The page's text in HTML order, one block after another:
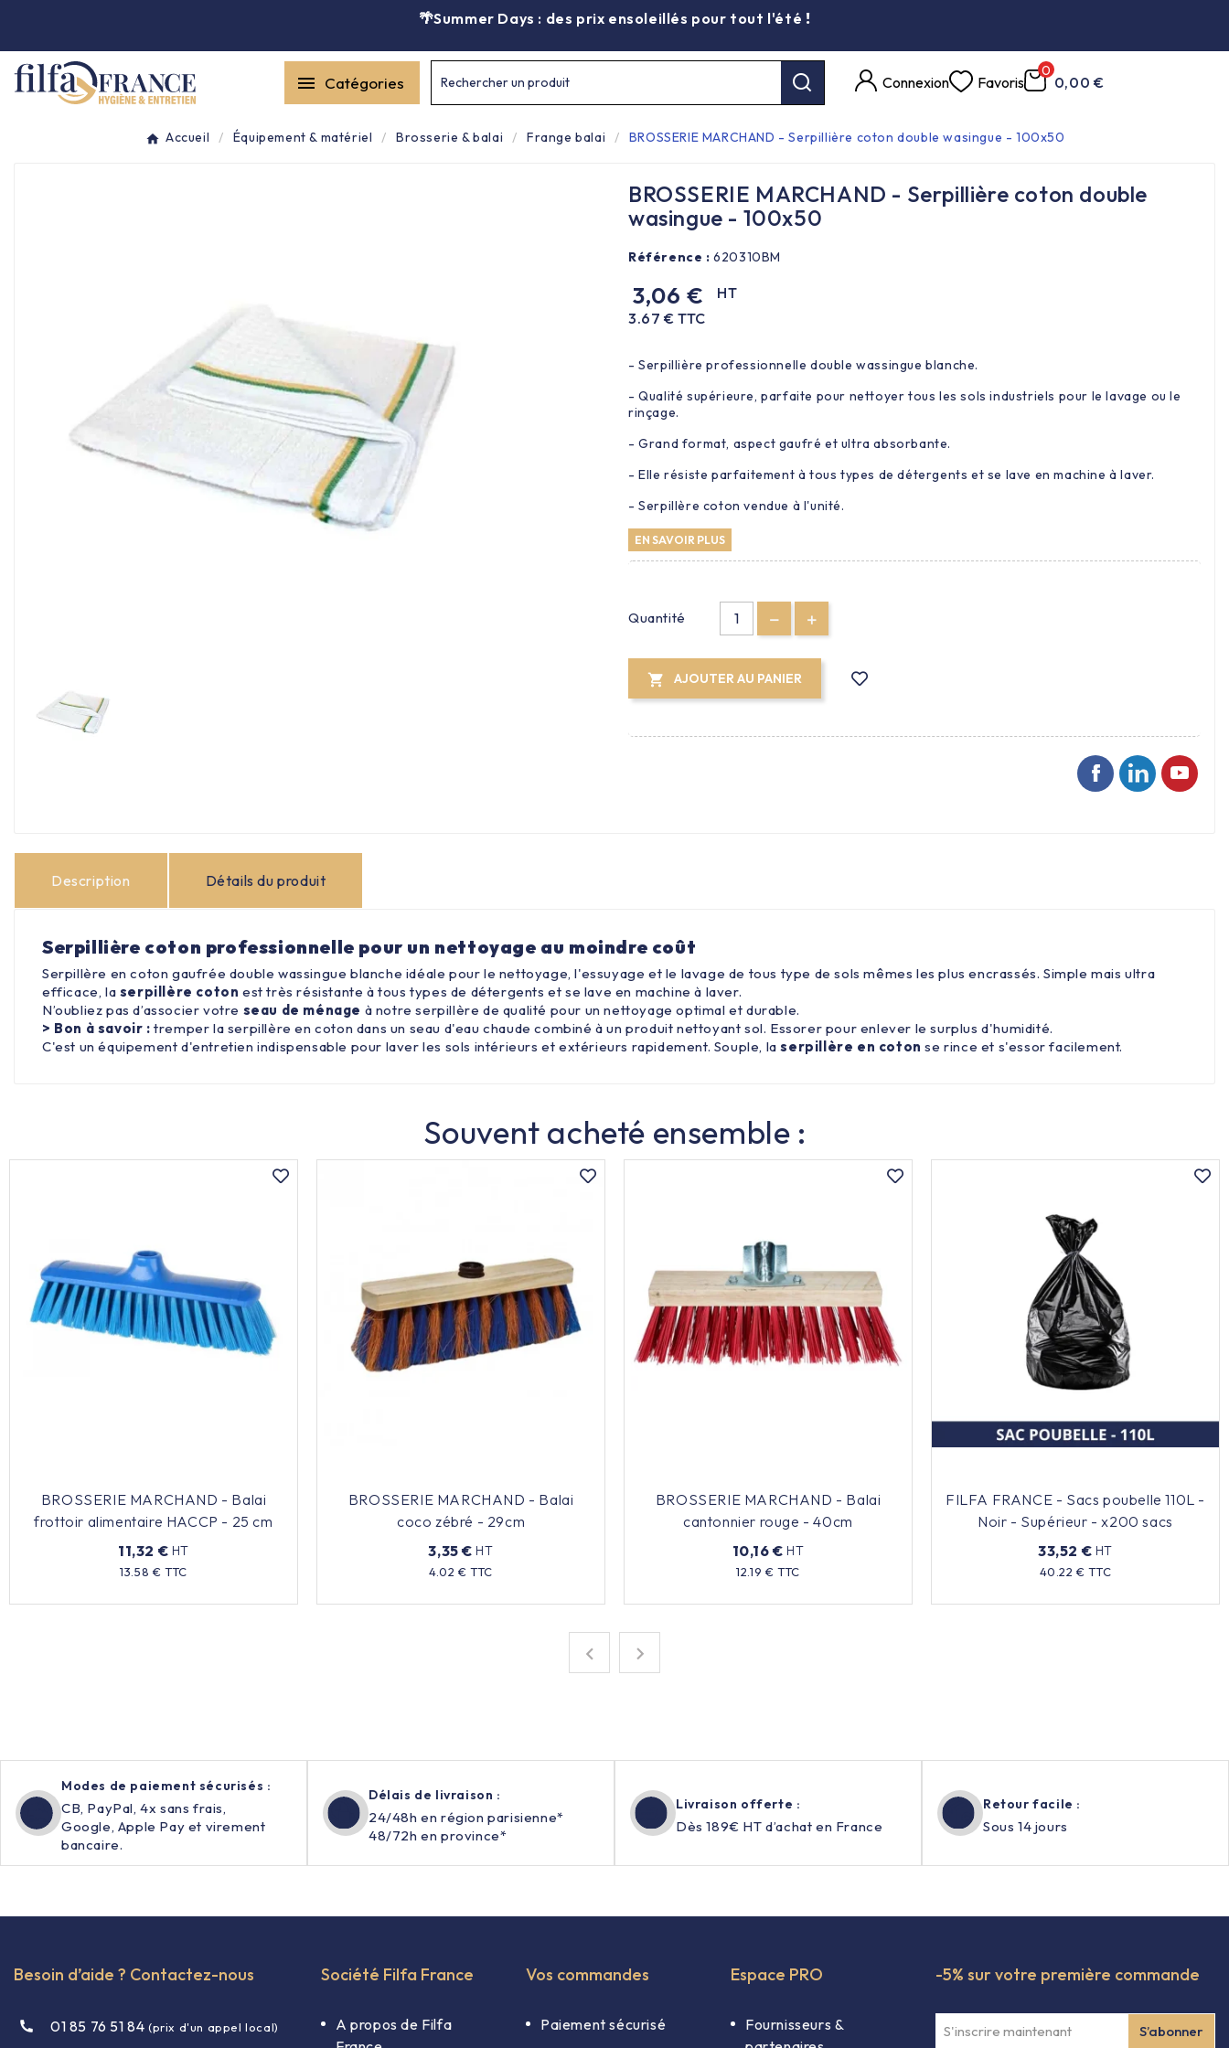
🌴Summer Days : des prix ensoleillés pour tout l'été !
 Catégories
Entretien général
Hygiène mains 

Rechercher un produit Connexion Favoris
0
0,00 €
Accueil Équipement & matériel Brosserie & balai Frange balai BROSSERIE MARCHAND - Serpillière coton double wasingue - 100x50
BROSSERIE MARCHAND - Serpillière coton double
wasingue - 100x50
Référence : 620310BM
3,06 €
HT
3.67 € TTC
- Serpillière professionnelle double wassingue blanche.
- Qualité supérieure, parfaite pour nettoyer tous les sols industriels pour le lavage ou le
rinçage.
- Grand format, aspect gaufré et ultra absorbante.
- Elle résiste parfaitement à tous types de détergents et se lave en machine à laver.
- Serpillère coton vendue à l'unité.
EN SAVOIR PLUS
Quantité
 AJOUTER AU PANIER
Description Détails du produit
Serpillière coton professionnelle pour un nettoyage au moindre coût
Serpillère en coton gaufrée double wassingue blanche idéale pour le nettoyage, l'essuyage et le lavage de tous type de sols mêmes les plus encrassés. Simple mais ultra
efficace, la serpillère coton est très résistante à tous types de détergents et se lave en machine à laver.
N’oubliez pas d’associer votre seau de ménage à notre serpillère de qualité pour un nettoyage optimal et durable.
> Bon à savoir : tremper la serpillère en coton dans un seau d'eau chaude combiné à un produit nettoyant sol. Essorer pour enlever le surplus d'humidité.
C'est un équipement d'entretien indispensable pour laver les sols intérieurs et extérieurs rapidement. Souple, laserpillère en coton se rince et s'essor facilement.
Souvent acheté ensemble :
BROSSERIE MARCHAND - Balai
frottoir alimentaire HACCP - 25 cm
11,32 € HT
13.58 € TTC
Prix
BROSSERIE MARCHAND - Balai
coco zébré - 29cm
3,35 € HT
4.02 € TTC
Prix
BROSSERIE MARCHAND - Balai
cantonnier rouge - 40cm
10,16 € HT
12.19 € TTC
Prix
FILFA FRANCE - Sacs poubelle 110L -
Noir - Supérieur - x200 sacs
33,52 € HT
40.22 € TTC
Prix
 
Modes de paiement sécurisés :
CB, PayPal, 4x sans frais,
Google, Apple Pay et virement
bancaire.
Délais de livraison :
24/48h en région parisienne*
48/72h en province*
Livraison offerte :
Dès 189€ HT d’achat en France
Retour facile :
Sous 14 jours
Besoin d’aide ? Contactez-nous
01 85 76 51 84 (prix d'un appel local)
Société Filfa France
A propos de Filfa
Vos commandes
Paiement sécurisé
Espace PRO
Fournisseurs &
-5% sur votre première commande